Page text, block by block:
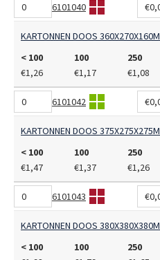
6101040
KARTONNEN DOOS
< 100
100 250
€1,26
€1,17 €1,08
6101042
KARTONNEN DOOS
< 100
100 250
€1,47
€1,37 €1,26
6101043
KARTONNEN DOOS
< 100
100 250